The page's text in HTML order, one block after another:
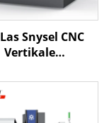
Snysel CNC
Vertikale
Y600 Z700
Lineêre Gids
Verhardde Spoor